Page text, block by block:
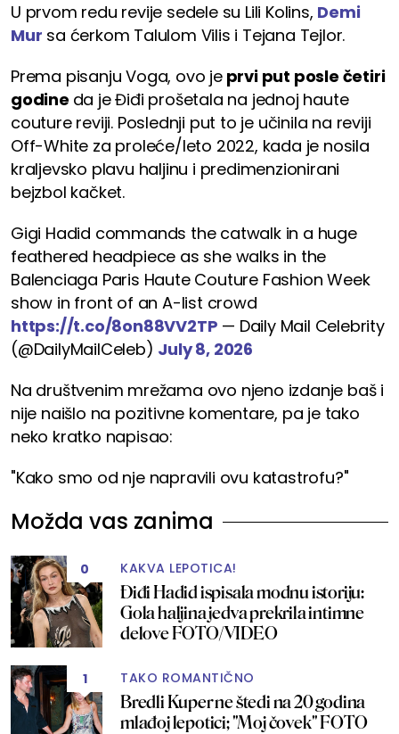
U prvom redu revije sedele su Lili Kolins, Demi
Mur sa ćerkom Talulom Vilis i Tejana Tejlor.
Prema pisanju Voga, ovo jeprvi put posle četiri
godine da je Điđi prošetala na jednoj haute
couture reviji. Poslednji put to je učinila na reviji
Off-White za proleće/leto 2022, kada je nosila
kraljevsko plavu haljinu i predimenzionirani
bejzbol kačket.
Gigi Hadid commands the catwalk in a huge
feathered headpiece as she walks in the
Balenciaga Paris Haute Couture Fashion Week
show in front of an A-list crowd
https://t.co/8on88VV2TP — Daily Mail Celebrity
(@DailyMailCeleb) July 8, 2026
Na društvenim mrežama ovo njeno izdanje baš i
nije naišlo na pozitivne komentare, pa je tako
neko kratko napisao:
"Kako smo od nje napravili ovu katastrofu?"
Možda vas zanima
0 KAKVA LEPOTICA!
Điđi Hadid ispisala modnu istoriju:
Gola haljina jedva prekrila intimne
delove FOTO/VIDEO
1 TAKO ROMANTIČNO
Bredli Kuper ne štedi na 20 godina
mlađoj lepotici; "Moj čovek" FOTO